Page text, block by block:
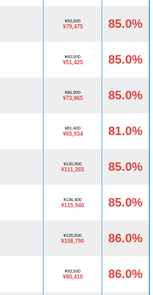
¥93,500
¥79,475 85.0%
¥60,500
¥51,425 85.0%
¥86,900
¥73,865 85.0%
¥81,400
¥65,934 81.0%
¥130,900
¥111,265 85.0%
¥136,400
¥115,940 85.0%
¥126,500
¥108,790 86.0%
¥93,500
¥80,410 86.0%